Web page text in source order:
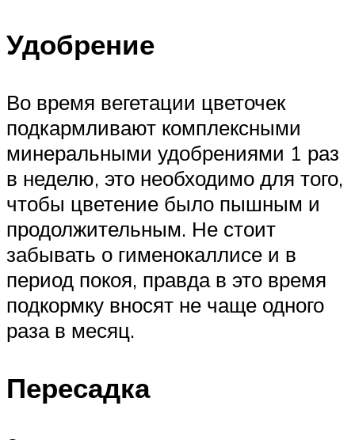
Удобрение
Во время вегетации цветочек
подкармливают комплексными
минеральными удобрениями 1 раз
в неделю, это необходимо для того,
чтобы цветение было пышным и
продолжительным. Не стоит
забывать о гименокаллисе и в
период покоя, правда в это время
подкормку вносят не чаще одного
раза в месяц.
Пересадка